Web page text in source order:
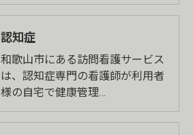
認知症
和歌山市にある訪問看護サービス
は、認知症専門の看護師が利用者
様の自宅で健康管理…